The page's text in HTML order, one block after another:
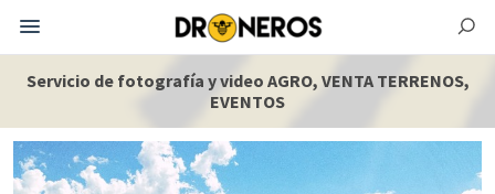
Servicio de fotografía y video AGRO, VENTA TERRENOS,
EVENTOS